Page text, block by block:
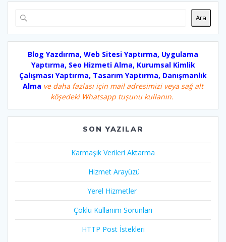
Ara
Blog Yazdırma, Web Sitesi Yaptırma, Uygulama
Yaptırma, Seo Hizmeti Alma, Kurumsal Kimlik
Çalışması Yaptırma, Tasarım Yaptırma, Danışmanlık
Alma ve daha fazlası için mail adresimizi veya sağ alt
köşedeki Whatsapp tuşunu kullanın.
SON YAZILAR
Karmaşık Verileri Aktarma
Hizmet Arayüzü
Yerel Hizmetler
Çoklu Kullanım Sorunları
HTTP Post İstekleri